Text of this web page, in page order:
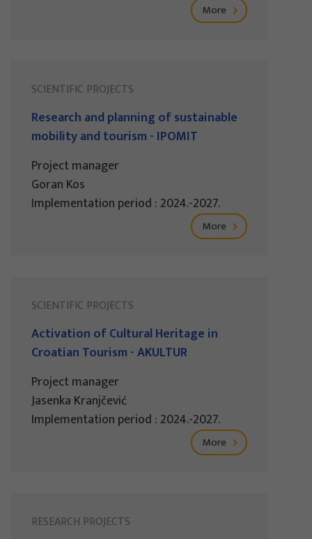
More
SCIENTIFIC PROJECTS
Research and planning of sustainable
mobility and tourism - IPOMIT
Project manager
Goran Kos
Implementation period : 2024.-2027.
More
SCIENTIFIC PROJECTS
Activation of Cultural Heritage in
Croatian Tourism - AKULTUR
Project manager
Jasenka Kranjčević
Implementation period : 2024.-2027.
More
RESEARCH PROJECTS